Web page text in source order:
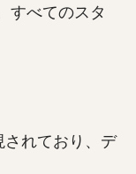
すべてのスタ
されており、デ